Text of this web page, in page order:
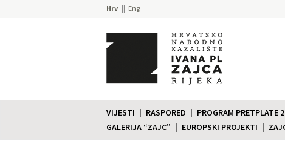
Hrv Eng
VIJESTI RASPORED PROGRAM PRETPLATE
GALERIJA “ZAJC”
EUROPSKI PROJEKTI